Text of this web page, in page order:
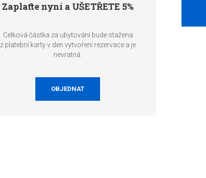
Zaplaťte nyní a UŠETŘETE 5%
Celková částka za ubytování bude stažena
z platební karty v den vytvoření rezervace a je
nevratná.
OBJEDNAT